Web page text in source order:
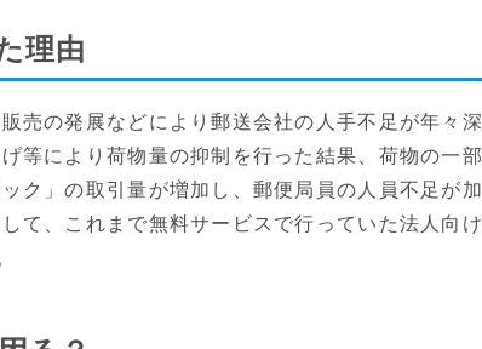
理由
売の発展などにより郵送会社の人手不足が年々深
等により荷物量の抑制を行った結果、荷物の一部
ク」の取引量が増加し、郵便局員の人員不足が加
て、これまで無料サービスで行っていた法人向け